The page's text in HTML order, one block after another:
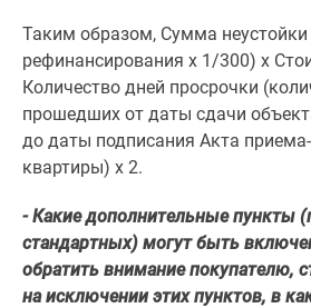
Реклама
сайте
Дзен
Машино-
Апартаменты
#траншевая
ипотека
#рассрочка
Таким образом, Сумма неустойки
рефинансирования х 1/300) х
Количество дней просрочки
прошедших от даты сдачи
до даты подписания Акта
квартиры) x 2.
- Какие дополнительные пункты
стандартных) могут быть
обратить внимание покупателю,
на исключении этих пунктов, в